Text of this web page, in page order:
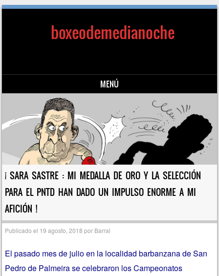
boxeodemedianoche
MENÚ
Saltar al contenido
¡ SARA SASTRE : MI MEDALLA DE ORO Y LA SELECCIÓN
PARA EL PNTD HAN DADO UN IMPULSO ENORME A MI
AFICIÓN !
Publicado el 19 agosto, 2018 por Barral
El pasado mes de julio en la localidad barbanzana de San
Pedro de Palmeira se celebraron los Campeonatos